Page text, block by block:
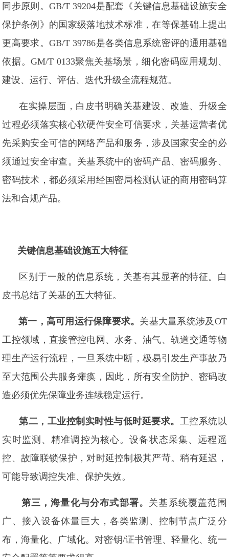
同步原则。GB/T 39204是配套《关键信息基础设施安全
保护条例》的国家级落地技术标准，在等保基础上提出
更高要求。GB/T 39786是各类信息系统密评的通用基础
依据。GM/T 0133聚焦关基场景，细化密码应用规划、
建设、运行、评估、迭代升级全流程规范。
在实操层面，白皮书明确关基建设、改造、升级全
过程必须落实核心软硬件安全可信要求，关基运营者优
先采购安全可信的网络产品和服务，涉及国家安全的必
须通过安全审查。关基系统中的密码产品、密码服务、
密码技术，都必须采用经国密局检测认证的商用密码算
法和合规产品。
关键信息基础设施五大特征
区别于一般的信息系统，关基有其显著的特征。白
皮书总结了关基的五大特征。
第一，高可用运行保障要求。 关基大量系统涉及OT
工控领域，直接管控电网、水务、油气、轨道交通等物
理生产运行流程，一旦系统中断，极易引发生产事故乃
至大范围公共服务瘫痪，因此，所有安全防护、密码改
造必须优先保障业务连续稳定运行。
第二，工业控制实时性与低时延要求。 工控系统以
实时监测、精准调控为核心。设备状态采集、远程遥
控、故障联锁保护，对时延控制极其严苛。稍有延迟，
可能导致调控失准、保护失效。
第三，海量化与分布式部署。 关基系统覆盖范围
广、接入设备体量巨大，各类监测、控制节点广泛分
布，海量化、广域化。对密钥/证书管理、轻量化、统一